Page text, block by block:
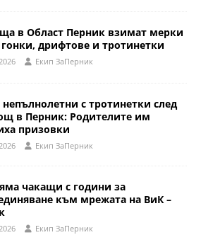
в Област Перник взимат мерки
дрифтове и тротинетки
Eкип ЗаПерник
с тротинетки след
в Перник: Родителите им
призовки
Eкип ЗаПерник
чакащи с години за
към мрежата на ВиК –
Eкип ЗаПерник